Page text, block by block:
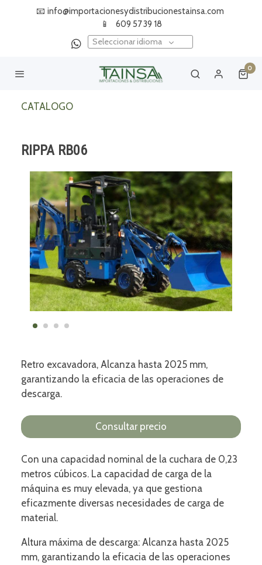
📧 info@importacionesydistribucionestainsa.com
📱
609 57 39 18
Seleccionar idioma
0
CATALOGO
RIPPA RB06
Retro excavadora, Alcanza hasta 2025 mm,
garantizando la eficacia de las operaciones de
descarga.
Consultar precio
Con una capacidad nominal de la cuchara de 0,23
metros cúbicos. La capacidad de carga de la
máquina es muy elevada, ya que gestiona
eficazmente diversas necesidades de carga de
material.
Altura máxima de descarga: Alcanza hasta 2025
mm, garantizando la eficacia de las operaciones